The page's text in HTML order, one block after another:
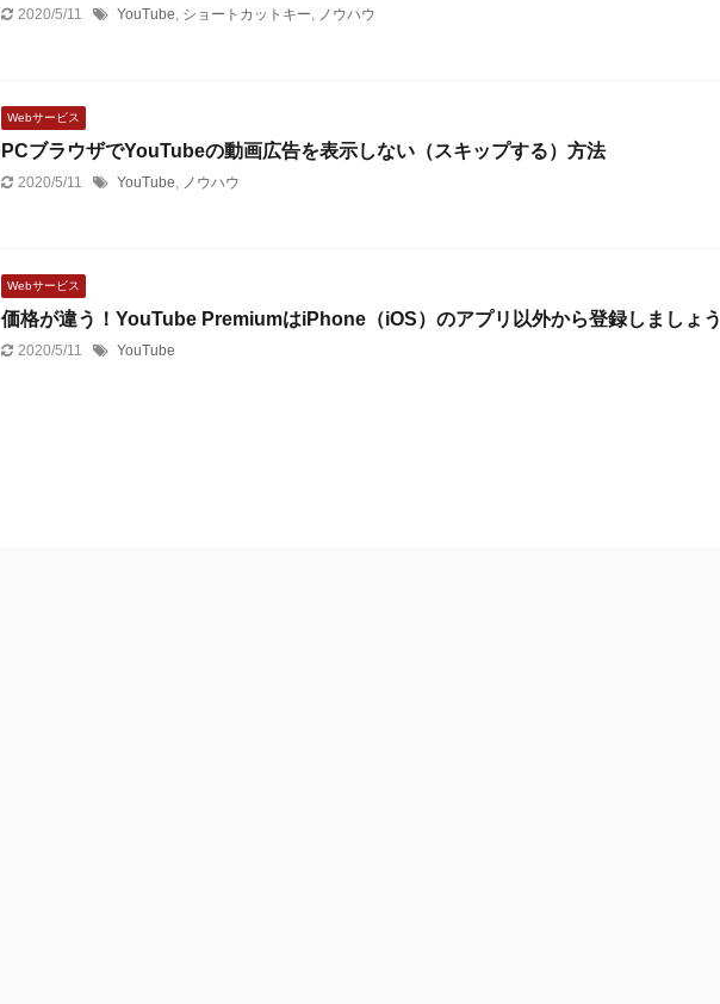
2020/5/11 YouTube, ショートカットキー, ノウハウ
Webサービス
PCブラウザでYouTubeの動画広告を表示しない（スキップする）方法
2020/5/11 YouTube, ノウハウ
Webサービス
価格が違う！YouTube PremiumはiPhone（iOS）のアプリ以外から登録しましょう
2020/5/11 YouTube